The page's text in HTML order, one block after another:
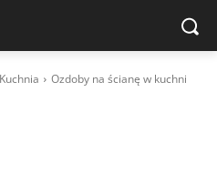
Kuchnia Ozdoby na ścianę w kuchni